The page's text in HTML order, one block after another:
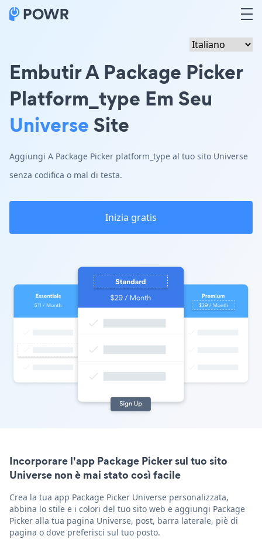
Embutir A Package Picker
Platform_type Em Seu
UniverseSite
Aggiungi A Package Picker platform_type al tuo sito Universe
senza codifica o mal di testa.
Inizia gratis
Incorporare l'app Package Picker sul tuo sito
Universe non è mai stato così facile
Crea la tua app Package Picker Universe personalizzata,
abbina lo stile e i colori del tuo sito web e aggiungi Package
Picker alla tua pagina Universe, post, barra laterale, piè di
pagina o dove preferisci sul tuo posto.